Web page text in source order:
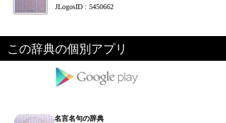
JLogosID : 5450662
この辞典の個別アプリ
名言名句の辞典